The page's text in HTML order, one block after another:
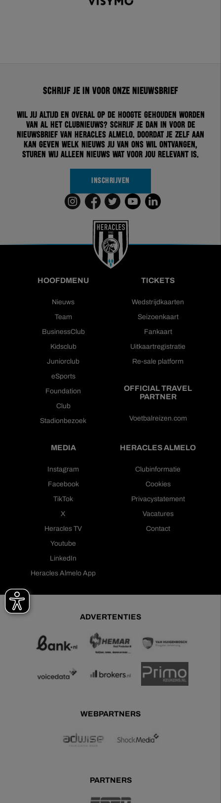
Schrijf je in voor onze nieuwsbrief
Wil jij altijd en overal op de hoogte gehouden worden
van al het clubnieuws? Schrijf je dan in voor de
nieuwsbrief van Heracles Almelo. Doordat je zelf aan
kan geven welk nieuws jij van ons wil ontvangen,
sturen wij alleen nieuws wat voor jou relevant is.
INSCHRIJVEN
HOOFDMENU
Nieuws
Team
BusinessClub
Kidsclub
Juniorclub
eSports
Foundation
Club
Stadionbezoek
TICKETS
Wedstrijdkaarten
Seizoenkaart
Fankaart
Uitkaartregistratie
Re-sale platform
OFFICIAL TRAVEL
PARTNER
Voetbalreizen.com
MEDIA
Instagram
Facebook
TikTok
X
Heracles TV
Youtube
LinkedIn
Heracles Almelo App
HERACLES ALMELO
Clubinformatie
Cookies
Privacystatement
Vacatures
Contact
ADVERTENTIES
WEBPARTNERS
PARTNERS